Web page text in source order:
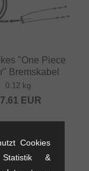
"One Piece
Bremskabel
0.12 kg
EUR
Cookies
&